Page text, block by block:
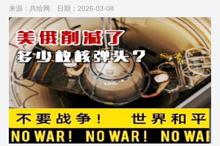
来源：共绘网 日期：2026-03-08